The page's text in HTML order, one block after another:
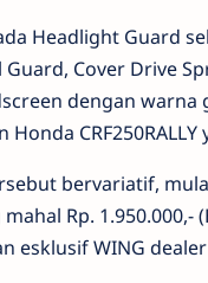
Headlight Guard
Cover Drive
dengan
CRF250RALLY
bervariatif,
Rp.
esklusif WING